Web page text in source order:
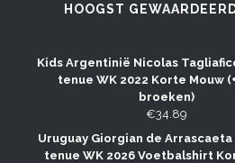
HOOGST
Kids Argentinië Nicolas
tenue WK 2022 Korte Mouw
broeken)
€34.89
Uruguay Giorgian de Arrascaeta
tenue WK 2026 Voetbalshirt